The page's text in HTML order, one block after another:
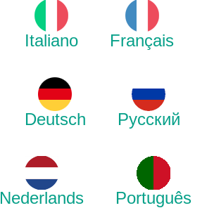
Italiano Français
Deutsch Русский
Nederlands Português